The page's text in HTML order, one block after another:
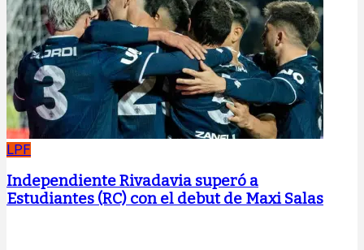
LPF
Independiente Rivadavia superó a
Estudiantes (RC) con el debut de Maxi Salas